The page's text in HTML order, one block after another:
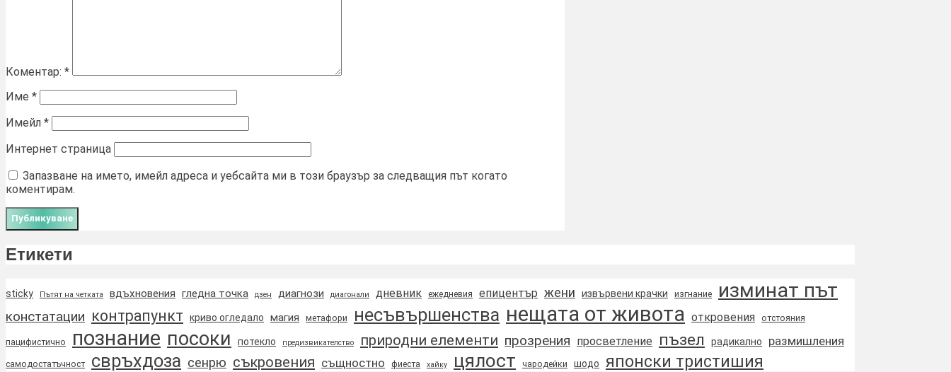
Коментар: *
Име *
Имейл *
Интернет страница
Запазване на името, имейл адреса и уебсайта ми в този браузър за следващия път когато
коментирам.
Етикети
sticky Пътят на четката вдъхновения гледна точка дзен диагнози диагонали дневник ежедневия епицентър жени извървени крачки изгнание изминат път
констатации контрапункт криво огледало магия метафори несъвършенства нещата от живота откровения отстояния
пацифистично познание посоки потекло предизвикателство природни елементи прозрения просветление пъзел радикално размишления
самодостатъчност свръхдоза сенрю съкровения същностно фиеста хайку цялост чародейки шодо
японски тристишия